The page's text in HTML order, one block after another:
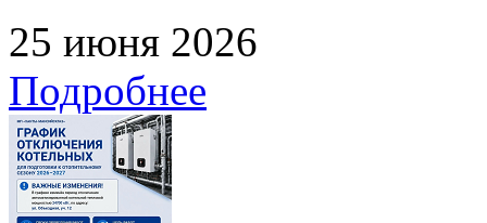
25 июня 2026
Подробнее